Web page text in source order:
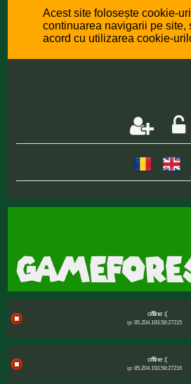
Acest site folosește cookie-
continuarea navigarii pe site,
acord cu utilizarea cookie-
offline :(
ip: 85.204.193.58:27215
offline :(
ip: 85.204.193.58:27216